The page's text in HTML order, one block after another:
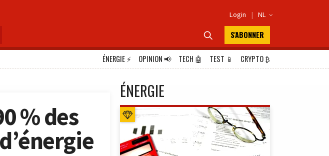
Login | NL 
 S'ABONNER
ÉNERGIE⚡ OPINION📢 TECH 🤖 TEST 📱 CRYPTO₿
% des
ÉNERGIE